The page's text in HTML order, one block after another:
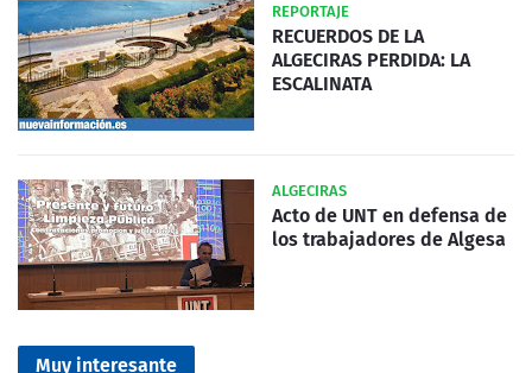
REPORTAJE
RECUERDOS DE LA
ALGECIRAS PERDIDA: LA
ESCALINATA
ALGECIRAS
Acto de UNT en defensa de
los trabajadores de Algesa
Muy interesante